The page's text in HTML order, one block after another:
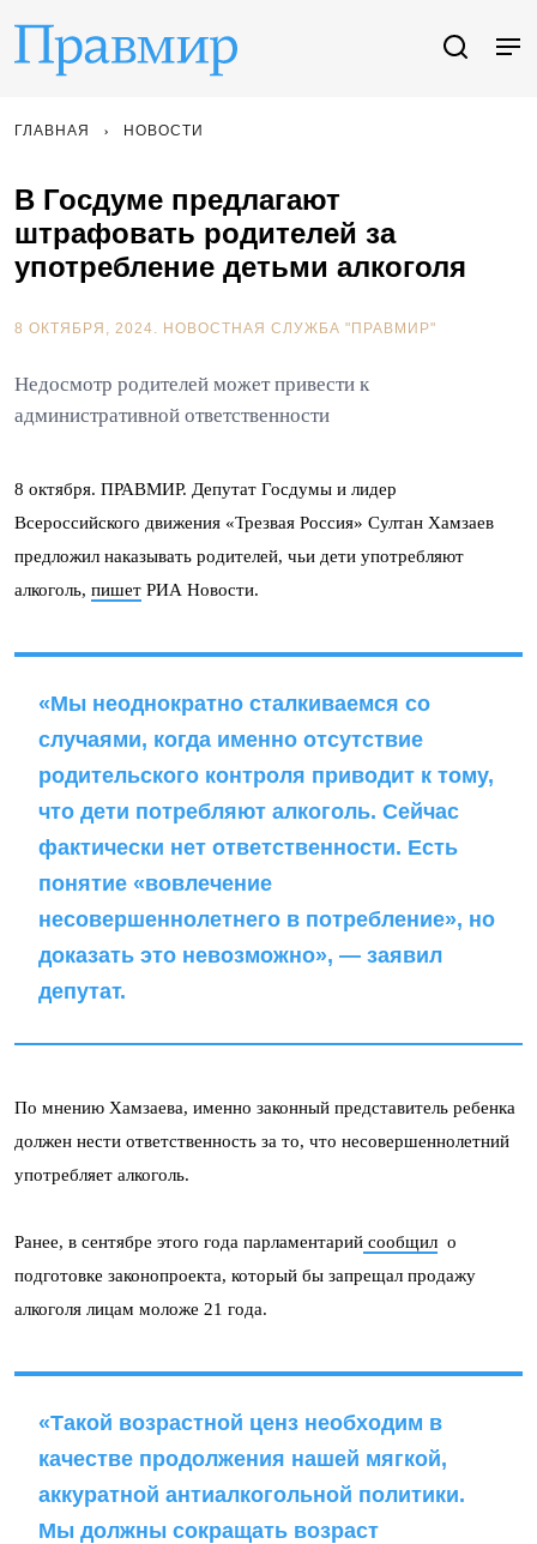
ГЛАВНАЯ НОВОСТИ
В Госдуме предлагают
штрафовать родителей за
употребление детьми алкоголя
8 ОКТЯБРЯ, 2024. НОВОСТНАЯ СЛУЖБА "ПРАВМИР"
Недосмотр родителей может привести к
административной ответственности
8 октября. ПРАВМИР. Депутат Госдумы и лидер
Всероссийского движения «Трезвая Россия» Султан Хамзаев
предложил наказывать родителей, чьи дети употребляют
алкоголь, пишет РИА Новости.
«Мы неоднократно сталкиваемся со
случаями, когда именно отсутствие
родительского контроля приводит к тому,
что дети потребляют алкоголь. Сейчас
фактически нет ответственности. Есть
понятие «вовлечение
несовершеннолетнего в потребление», но
доказать это невозможно», — заявил
депутат.
По мнению Хамзаева, именно законный представитель ребенка
должен нести ответственность за то, что несовершеннолетний
употребляет алкоголь.
Ранее, в сентябре этого года парламентарий сообщил о
подготовке законопроекта, который бы запрещал продажу
алкоголя лицам моложе 21 года.
«Такой возрастной ценз необходим в
качестве продолжения нашей мягкой,
аккуратной антиалкогольной политики.
Мы должны сокращать возраст